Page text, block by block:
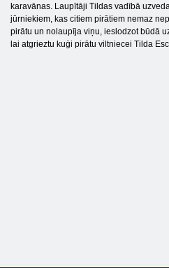
karavānas. Laupītāji Tildas vadībā
jūrniekiem, kas citiem pirātiem nemaz
pirātu un nolaupīja viņu, ieslodzot būdā
lai atgrieztu kuģi pirātu viltniecei Tilda